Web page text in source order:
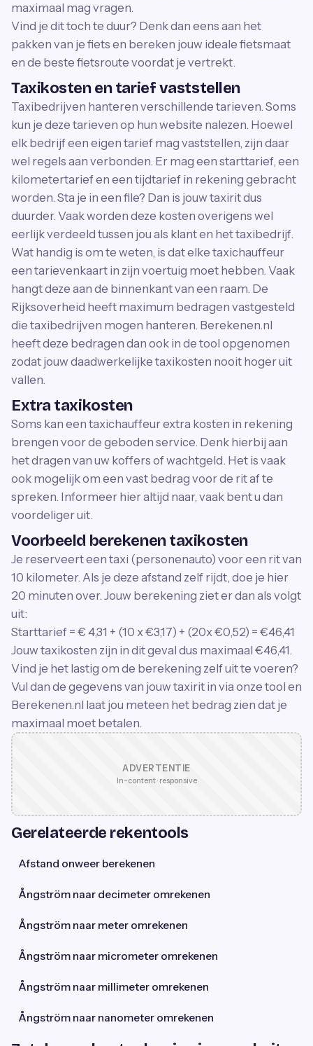
maximaal mag vragen.
Vind je dit toch te duur? Denk dan eens aan het
pakken van je fiets en bereken jouw ideale fietsmaat
en de beste fietsroute voordat je vertrekt.
Taxikosten en tarief vaststellen
Taxibedrijven hanteren verschillende tarieven. Soms
kun je deze tarieven op hun website nalezen. Hoewel
elk bedrijf een eigen tarief mag vaststellen, zijn daar
wel regels aan verbonden. Er mag een starttarief, een
kilometertarief en een tijdtarief in rekening gebracht
worden. Sta je in een file? Dan is jouw taxirit dus
duurder. Vaak worden deze kosten overigens wel
eerlijk verdeeld tussen jou als klant en het taxibedrijf.
Wat handig is om te weten, is dat elke taxichauffeur
een tarievenkaart in zijn voertuig moet hebben. Vaak
hangt deze aan de binnenkant van een raam. De
Rijksoverheid heeft maximum bedragen vastgesteld
die taxibedrijven mogen hanteren. Berekenen.nl
heeft deze bedragen dan ook in de tool opgenomen
zodat jouw daadwerkelijke taxikosten nooit hoger uit
vallen.
Extra taxikosten
Soms kan een taxichauffeur extra kosten in rekening
brengen voor de geboden service. Denk hierbij aan
het dragen van uw koffers of wachtgeld. Het is vaak
ook mogelijk om een vast bedrag voor de rit af te
spreken. Informeer hier altijd naar, vaak bent u dan
voordeliger uit.
Voorbeeld berekenen taxikosten
Je reserveert een taxi (personenauto) voor een rit van
10 kilometer. Als je deze afstand zelf rijdt, doe je hier
20 minuten over. Jouw berekening ziet er dan als volgt
uit:
Starttarief = € 4,31 + (10 x €3,17) + (20x €0,52) = €46,41
Jouw taxikosten zijn in dit geval dus maximaal €46,41.
Vind je het lastig om de berekening zelf uit te voeren?
Vul dan de gegevens van jouw taxirit in via onze tool en
Berekenen.nl laat jou meteen het bedrag zien dat je
maximaal moet betalen.
ADVERTENTIE
In-content · responsive
Gerelateerde rekentools
Afstand onweer berekenen
Ångström naar decimeter omrekenen
Ångström naar meter omrekenen
Ångström naar micrometer omrekenen
Ångström naar millimeter omrekenen
Ångström naar nanometer omrekenen